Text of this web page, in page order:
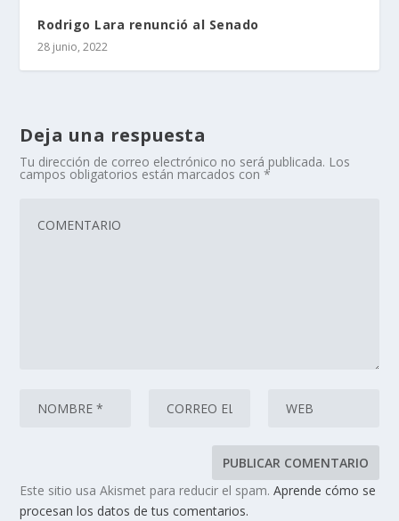
Rodrigo Lara renunció al Senado
28 junio, 2022
Deja una respuesta
Tu dirección de correo electrónico no será publicada. Los
campos obligatorios están marcados con*
Este sitio usa Akismet para reducir el spam.Aprende cómo se
procesan los datos de tus comentarios.